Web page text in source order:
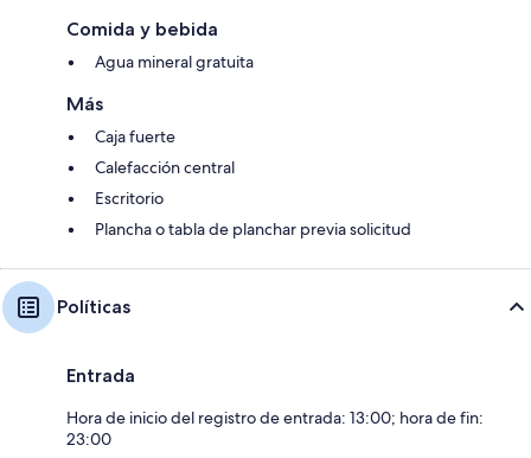
Comida y bebida
Agua mineral gratuita
Más
Caja fuerte
Calefacción central
Escritorio
Plancha o tabla de planchar previa solicitud
Políticas
Entrada
Hora de inicio del registro de entrada: 13:00; hora de fin:
23:00